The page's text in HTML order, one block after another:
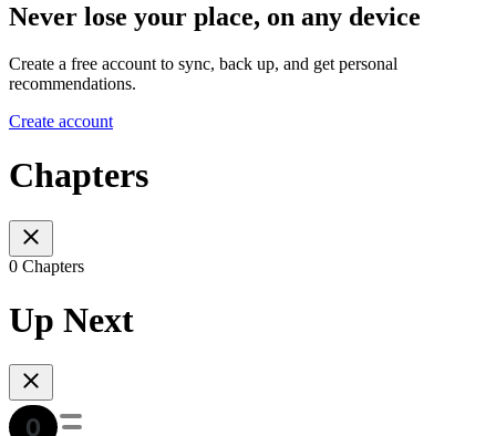
Never lose your place, on any device
Create a free account to sync, back up, and get personal
recommendations.
Create account
Chapters
0 Chapters
Up Next